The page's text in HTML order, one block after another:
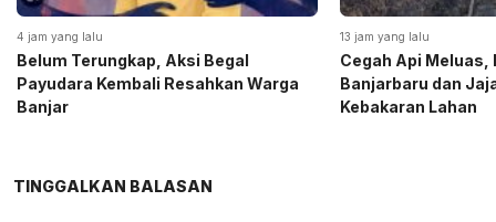
4 jam yang lalu
Belum Terungkap, Aksi Begal
Payudara Kembali Resahkan Warga
Banjar
13 jam yang lalu
Cegah Api Meluas,
Banjarbaru dan
Kebakaran Lahan
TINGGALKAN BALASAN